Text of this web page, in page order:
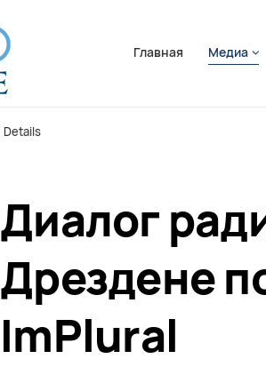
Главная
Медиа
Details
Диалог
Дрездене
ImPlural